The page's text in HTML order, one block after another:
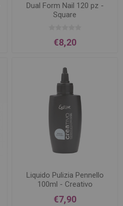
Dual Form Nail 120 pz -
Square
€8,20
Liquido Pulizia Pennello
100ml - Creativo
€7,90